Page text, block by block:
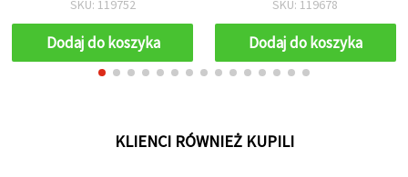
SKU: 119752
Dodaj do koszyka
SKU: 119678
Dodaj do koszyka
KLIENCI RÓWNIEŻ KUPILI